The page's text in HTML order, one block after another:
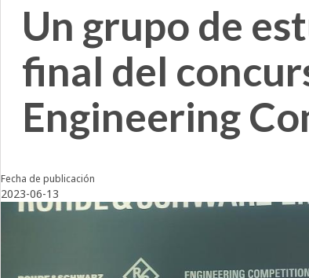
Un grupo de
final del
Engineering
Fecha de publicación
2023-06-13